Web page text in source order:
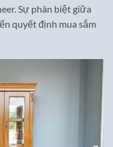
Sự phân biệt giữa
quyết định mua sắm